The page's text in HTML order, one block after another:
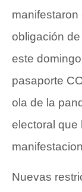
obligación
este
pasaporte
ola de la
electoral que
Nuevas